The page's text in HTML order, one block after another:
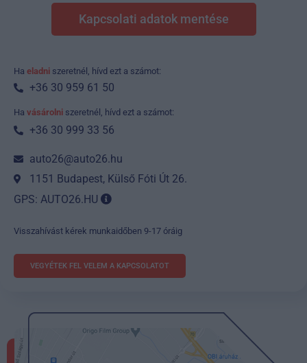
Ha eladni szeretnél, hívd ezt a számot:
+36 30 959 61 50
Ha vásárolni szeretnél, hívd ezt a számot:
+36 30 999 33 56
auto26@auto26.hu
1151 Budapest, Külső Fóti Út 26.
GPS: AUTO26.HU
Visszahívást kérek munkaidőben 9-17 óráig
VEGYÉTEK FEL VELEM A KAPCSOLATOT
Kapcsolati adatok mentése